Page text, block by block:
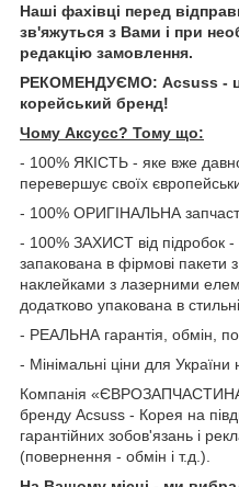
Наші фахівці перед
зв'яжуться з Вами і при
редакцію замовлення.
РЕКОМЕНДУЄМО: Acsuss -
корейський бренд!
Чому Aксусс? Тому що:
- 100% ЯКІСТЬ - яке вже давно
перевершує своїх
- 100% ОРИГІНАЛЬНА
- 100% ЗАХИСТ від підробок
запакована в фірмові пакети
наклейками з лазерними
додатково упакована в
- РЕАЛЬНА гарантія, обмін,
- Мінімальні ціни для
Компанія
бренду Acsuss - Корея на
гарантійних зобов'язань і
(повернення - обмін і т.д.).